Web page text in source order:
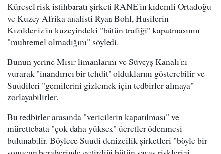
Küresel risk istihbaratı şirketi RANE'in kıdemli Ortadoğu
ve Kuzey Afrika analisti Ryan Bohl, Husilerin
Kızıldeniz'in kuzeyindeki "bütün trafiği" kapatmasının
"muhtemel olmadığını" söyledi.
Bunun yerine Mısır limanlarını ve Süveyş Kanalı'nı
vurarak "inandırıcı bir tehdit" olduklarını gösterebilir ve
Suudileri "gemilerini gizlemek için tedbirler almaya"
zorlayabilirler.
Bu tedbirler arasında "vericilerin kapatılması" ve
mürettebata "çok daha yüksek" ücretler ödenmesi
bulunabilir. Böylece Suudi denizcilik şirketleri "böyle bir